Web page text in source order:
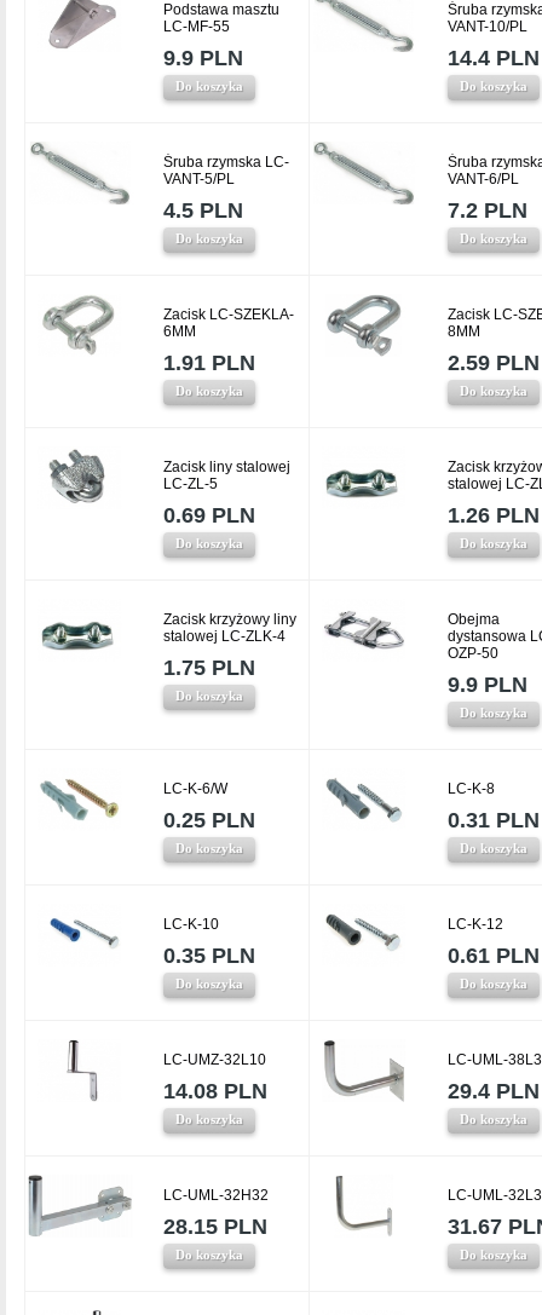
Podstawa masztu
LC-MF-55
9.9 PLN
Do koszyka
Śruba
VANT-10/PL
14.4 PLN
Do koszyka
Śruba rzymska LC-
VANT-5/PL
4.5 PLN
Do koszyka
Śruba
VANT-6/PL
7.2 PLN
Do koszyka
Zacisk LC-SZEKLA-
6MM
1.91 PLN
Do koszyka
Zacisk LC-
8MM
2.59 PLN
Do koszyka
Zacisk liny stalowej
LC-ZL-5
0.69 PLN
Do koszyka
Zacisk
stalowej LC-
1.26 PLN
Do koszyka
Zacisk krzyżowy liny
stalowej LC-ZLK-4
1.75 PLN
Do koszyka
Obejma
dystansowa
OZP-50
9.9 PLN
Do koszyka
LC-K-6/W
0.25 PLN
Do koszyka
LC-K-8
0.31 PLN
Do koszyka
LC-K-10
0.35 PLN
Do koszyka
LC-K-12
0.61 PLN
Do koszyka
LC-UMZ-32L10
14.08 PLN
Do koszyka
LC-UML-
29.4 PLN
Do koszyka
LC-UML-32H32
28.15 PLN
Do koszyka
LC-UML-
31.67
Do koszyka